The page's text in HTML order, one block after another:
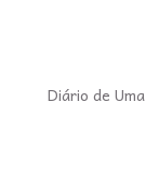
Diário de Uma